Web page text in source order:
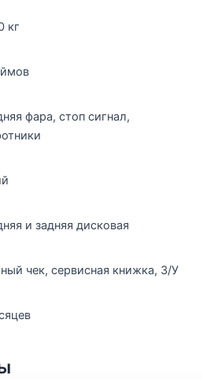
кг
фара, стоп сигнал,
и задняя дисковая
чек, сервисная книжка, З/У